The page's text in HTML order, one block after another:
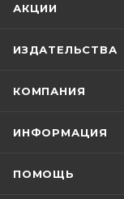
АКЦИИ
ИЗДАТЕЛЬСТВА
КОМПАНИЯ
ИНФОРМАЦИЯ
ПОМОЩЬ